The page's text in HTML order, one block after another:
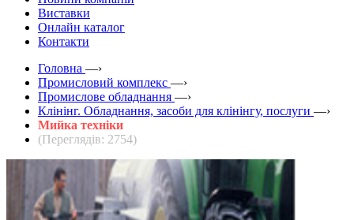
Виставки
Онлайн каталог
Контакти
Головна —›
Промисловий комплекс —›
Промислове обладнання —›
Клінінг. Обладнання, засоби для клінінгу, послуги —›
Мийка техніки
(Переглядів: 2754)